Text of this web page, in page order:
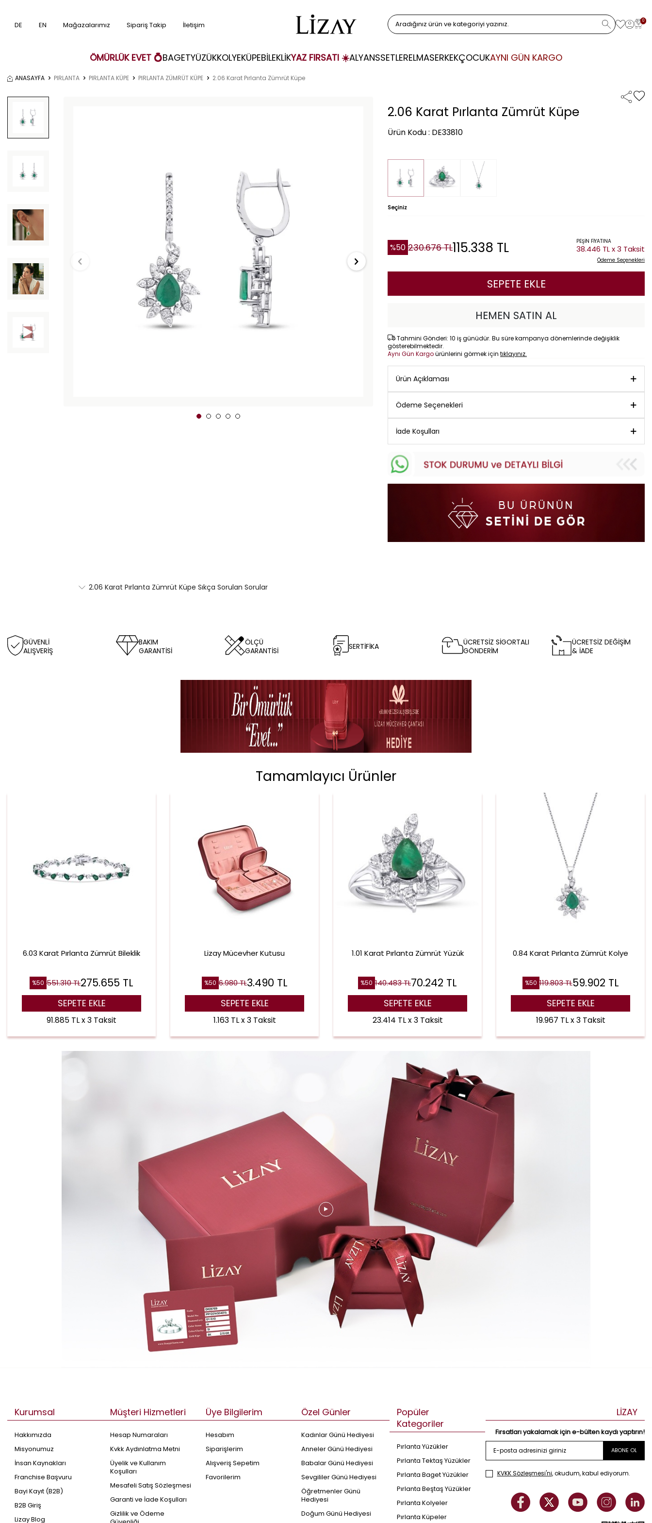
DE EN Mağazalarımız Sipariş Takip İletişim 0
ÖMÜRLÜK EVET 💍BAGETYÜZÜKKOLYEKÜPEBİLEKLİKYAZ FIRSATI ☀️ALYANSSETLERELMASERKEKÇOCUKAYNI GÜN KARGO
ANASAYFA PIRLANTA PIRLANTA KÜPE PIRLANTA ZÜMRÜT KÜPE 2.06 Karat Pırlanta Zümrüt Küpe
2.06 Karat Pırlanta Zümrüt Küpe
Ürün Kodu : DE33810
Seçiniz
%50 230.676TL115.338 TL PEŞİN FİYATINA
38.446 TL x 3 Taksit
Ödeme Seçenekleri
SEPETE EKLE
HEMEN SATIN AL
Tahmini Gönderi: 10 iş günüdür. Bu süre kampanya dönemlerinde değişiklik
gösterebilmektedir.
Aynı Gün Kargoürünlerini görmek için tıklayınız.
Ürün Açıklaması
Ödeme Seçenekleri
İade Koşulları
2.06 Karat Pırlanta Zümrüt Küpe Sıkça Sorulan Sorular
GÜVENLİ
ALIŞVERİŞ
BAKIM
GARANTİSİ
ÖLÇÜ
GARANTİSİ
SERTİFİKA
ÜCRETSİZ SİGORTALI
GÖNDERİM
ÜCRETSİZ DEĞİŞİM
& İADE
Tamamlayıcı Ürünler
6.03 Karat Pırlanta Zümrüt Bileklik
%50 551.310TL275.655 TL
SEPETE EKLE
91.885 TL x 3 Taksit
Lizay Mücevher Kutusu
%50 6.980TL3.490 TL
SEPETE EKLE
1.163 TL x 3 Taksit
1.01 Karat Pırlanta Zümrüt Yüzük
%50 140.483TL70.242 TL
SEPETE EKLE
23.414 TL x 3 Taksit
0.84 Karat Pırlanta Zümrüt Kolye
%50 119.803TL59.902 TL
SEPETE EKLE
19.967 TL x 3 Taksit
Kurumsal
Hakkımızda
Misyonumuz
İnsan Kaynakları
Franchise Başvuru
Bayi Kayıt (B2B)
B2B Giriş
Lizay Blog
Müşteri Hizmetleri
Hesap Numaraları
Kvkk Aydınlatma Metni
Üyelik ve Kullanım
Koşulları
Mesafeli Satış Sözleşmesi
Garanti ve İade Koşulları
Gizlilik ve Ödeme
Üye Bilgilerim
Hesabım
Siparişlerim
Alışveriş Sepetim
Favorilerim
Özel Günler
Kadınlar Günü Hediyesi
Anneler Günü Hediyesi
Babalar Günü Hediyesi
Sevgililer Günü Hediyesi
Öğretmenler Günü
Hediyesi
Doğum Günü Hediyesi
Popüler
Kategoriler
Pırlanta Yüzükler
Pırlanta Tektaş Yüzükler
Pırlanta Baget Yüzükler
Pırlanta Beştaş Yüzükler
Pırlanta Kolyeler
Pırlanta Küpeler
LİZAY
Fırsatları yakalamak için e-bülten kaydı yaptırın!
ABONE OL
KVKK Sözleşmesi'ni, okudum, kabul ediyorum.